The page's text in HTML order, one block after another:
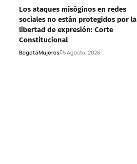
Los ataques misóginos en redes
sociales no están protegidos por la
libertad de expresión: Corte
Constitucional
BogotáMujeres 5 Agosto, 2026